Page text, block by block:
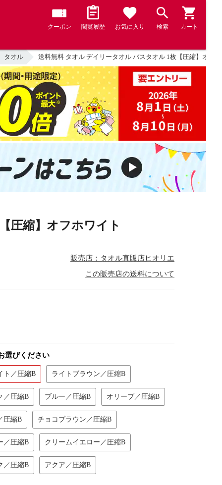
クーポン 閲覧履歴 お気に入り 検索 カート
タオル 送料無料 タオル デイリータオル バスタオル 1枚【圧縮】オフ
圧縮】オフホワイト
販売店：タオル直販店ヒオリエ
この販売店の送料について
選びください
ト／圧縮B ライトブラウン／圧縮B
／圧縮B ブルー／圧縮B オリーブ／圧縮B
圧縮B チョコブラウン／圧縮B
／圧縮B クリームイエロー／圧縮B
／圧縮B アクア／圧縮B